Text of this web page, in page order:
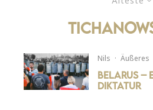
Nils · Äußeres
Belarus –
Diktatur